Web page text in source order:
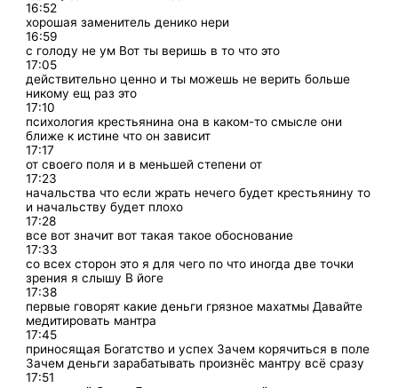
16:52
хорошая заменитель денико нери
16:59
с голоду не ум Вот ты веришь в то что это
17:05
действительно ценно и ты можешь не верить больше
никому ещ раз это
17:10
психология крестьянина она в каком-то смысле они
ближе к истине что он зависит
17:17
от своего поля и в меньшей степени от
17:23
начальства что если жрать нечего будет крестьянину то
и начальству будет плохо
17:28
все вот значит вот такая такое обоснование
17:33
со всех сторон это я для чего по что иногда две точки
зрения я слышу В йоге
17:38
первые говорят какие деньги грязное махатмы Давайте
медитировать мантра
17:45
приносящая Богатство и успех Зачем корячиться в поле
Зачем деньги зарабатывать произнёс мантру всё сразу
17:51